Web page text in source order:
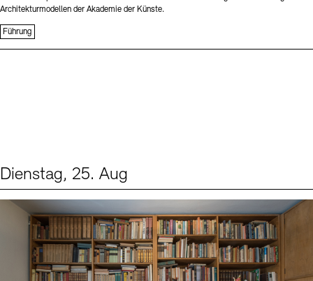
Architekturmodellen der Akademie der Künste.
Führung
Dienstag, 25. Aug